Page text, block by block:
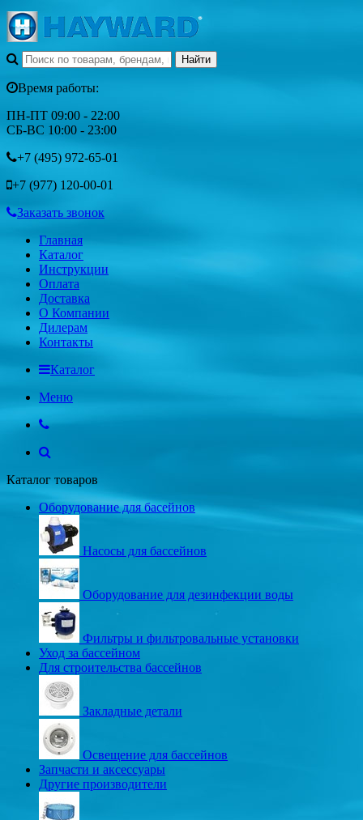
Время работы:
ПН-ПТ 09:00 - 22:00
СБ-ВС 10:00 - 23:00
+7 (495) 972-65-01
+7 (977) 120-00-01
Заказать звонок
Главная
Каталог
Инструкции
Оплата
Доставка
О Компании
Дилерам
Контакты
Каталог
Меню
Каталог товаров
Оборудование для басейнов
Насосы для бассейнов
Оборудование для дезинфекции воды
Фильтры и фильтровальные установки
Уход за бассейном
Для строительства бассейнов
Закладные детали
Освещение для бассейнов
Запчасти и аксессуары
Другие производители